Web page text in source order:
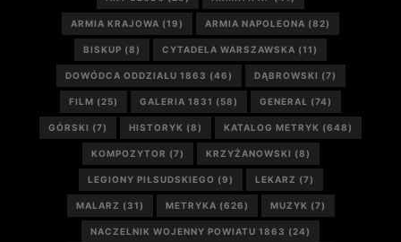
ARMIA KRAJOWA (19) ARMIA NAPOLEONA (82)
BISKUP (8) CYTADELA WARSZAWSKA (11)
DOWÓDCA ODDZIAŁU 1863 (46) DĄBROWSKI (7)
FILM (25) GALERIA 1831 (58) GENERAŁ (74)
GÓRSKI (7) HISTORYK (8) KATALOG METRYK (648)
KOMPOZYTOR (7) KRZYŻANOWSKI (8)
LEGIONY PIŁSUDSKIEGO (9) LEKARZ (7)
MALARZ (31) METRYKA (626) MUZYK (7)
NACZELNIK WOJENNY POWIATU 1863 (24)